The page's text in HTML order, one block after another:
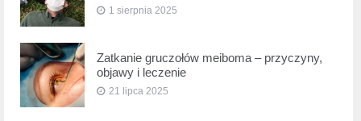
1 sierpnia 2025
Zatkanie gruczołów meiboma – przyczyny,
objawy i leczenie
21 lipca 2025